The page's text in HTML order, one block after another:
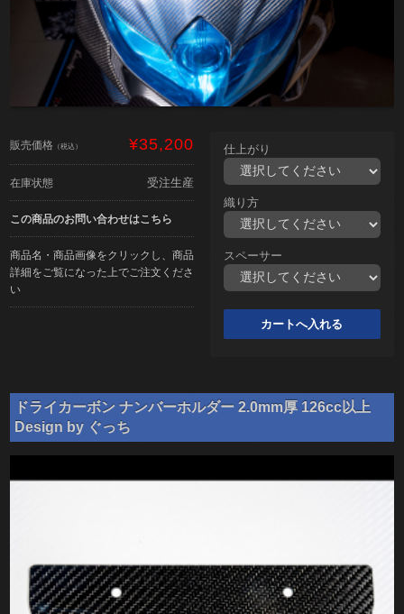
販売価格 （税込） ¥35,200
在庫状態 受注生産
この商品のお問い合わせはこちら
商品名・商品画像をクリックし、商品
詳細をご覧になった上でご注文くださ
い
仕上がり
織り方
スペーサー
ドライカーボン ナンバーホルダー 2.0mm厚 126cc以上
Design by ぐっち